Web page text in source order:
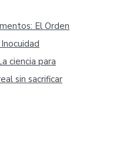
El Orden
ciencia para
sin sacrificar